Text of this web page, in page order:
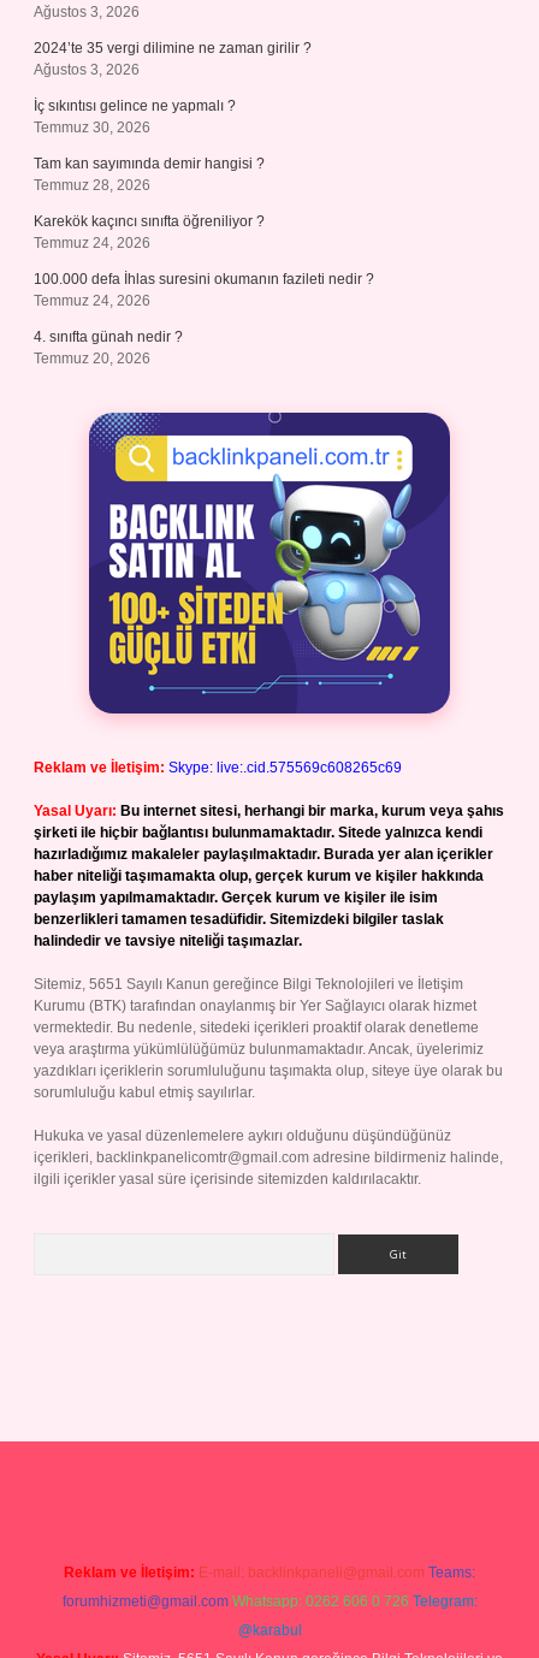
Ağustos 3, 2026
2024’te 35 vergi dilimine ne zaman girilir ?
Ağustos 3, 2026
İç sıkıntısı gelince ne yapmalı ?
Temmuz 30, 2026
Tam kan sayımında demir hangisi ?
Temmuz 28, 2026
Karekök kaçıncı sınıfta öğreniliyor ?
Temmuz 24, 2026
100.000 defa İhlas suresini okumanın fazileti nedir ?
Temmuz 24, 2026
4. sınıfta günah nedir ?
Temmuz 20, 2026
Reklam ve İletişim: Skype: live:.cid.575569c608265c69
Yasal Uyarı: Bu internet sitesi, herhangi bir marka, kurum veya şahıs
şirketi ile hiçbir bağlantısı bulunmamaktadır. Sitede yalnızca kendi
hazırladığımız makaleler paylaşılmaktadır. Burada yer alan içerikler
haber niteliği taşımamakta olup, gerçek kurum ve kişiler hakkında
paylaşım yapılmamaktadır. Gerçek kurum ve kişiler ile isim
benzerlikleri tamamen tesadüfidir. Sitemizdeki bilgiler taslak
halindedir ve tavsiye niteliği taşımazlar.
Sitemiz, 5651 Sayılı Kanun gereğince Bilgi Teknolojileri ve İletişim
Kurumu (BTK) tarafından onaylanmış bir Yer Sağlayıcı olarak hizmet
vermektedir. Bu nedenle, sitedeki içerikleri proaktif olarak denetleme
veya araştırma yükümlülüğümüz bulunmamaktadır. Ancak, üyelerimiz
yazdıkları içeriklerin sorumluluğunu taşımakta olup, siteye üye olarak bu
sorumluluğu kabul etmiş sayılırlar.
Hukuka ve yasal düzenlemelere aykırı olduğunu düşündüğünüz
içerikleri, backlinkpanelicomtr@gmail.com adresine bildirmeniz halinde,
ilgili içerikler yasal süre içerisinde sitemizden kaldırılacaktır.
Reklam ve İletişim: E-mail: backlinkpaneli@gmail.com Teams:
forumhizmeti@gmail.com Whatsapp: 0262 606 0 726 Telegram:
@karabul